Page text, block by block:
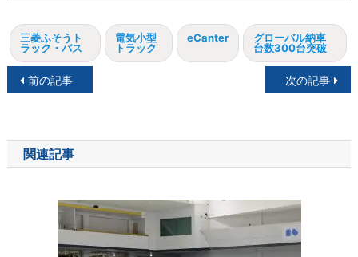
三菱ふそうト
ラック・バス
電気小型
トラック
eCanter
グローバル納車
台数300台突破
投
ナ
ビ
前の記事 次の記事
関連記事